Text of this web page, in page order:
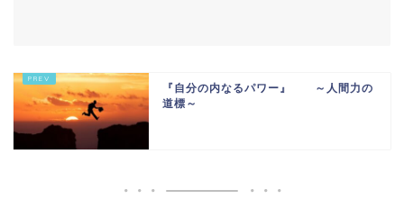
『自分の内なるパワー』 ～人間力の
道標～